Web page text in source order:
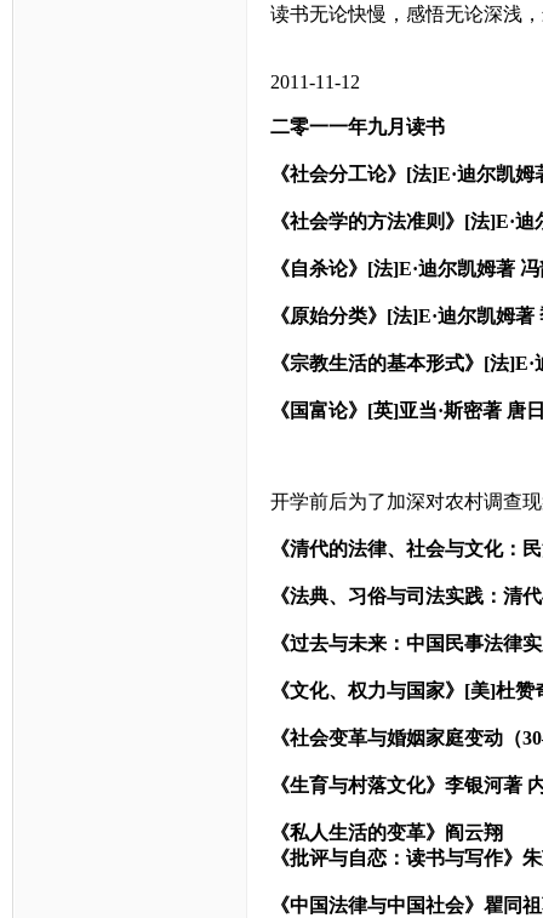
读书无论快慢，感悟无论深浅
2011-11-12
二零一一年九月读书
《社会分工论》 [法]E·迪尔凯姆
《社会学的方法准则》 [法]E·迪
《自杀论》 [法]E·迪尔凯姆著
《原始分类》 [法]E·迪尔凯姆著
《宗教生活的基本形式》 [法]E·
《国富论》 [英]亚当·斯密著 唐
开学前后为了加深对农村调查
《清代的法律、社会与文化：
《法典、习俗与司法实践：清
《过去与未来：中国民事法律
《文化、权力与国家》 [美]杜赞
《社会变革与婚姻家庭变动（30
《生育与村落文化》李银河著
《私人生活的变革》阎云翔
《批评与自恋：读书与写作》
《中国法律与中国社会》瞿同